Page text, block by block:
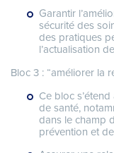
Garantir
sécurité des
des pratiques
l’actualisation
Bloc 3 : “améliorer la
Ce bloc
de santé,
dans le champ
prévention et